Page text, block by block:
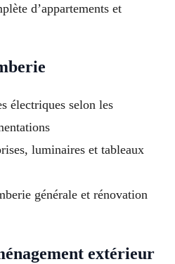
d’appartements et
électriques selon les
luminaires et tableaux
générale et rénovation
extérieur